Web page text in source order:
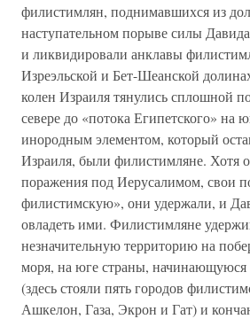
филистимлян, поднимавшихся из
наступательном порыве силы
и ликвидировали анклавы
Изреэльской и Бет-Шеанской
колен Израиля тянулись сплошной
севере до «потока Египетского» на
инородным элементом, который
Израиля, были филистимляне. Хотя
поражения под Иерусалимом, свои
филистимскую», они удержали, и
овладеть ими. Филистимляне
незначительную территорию на
моря, на юге страны, начинающуюся
(здесь стояли пять городов
Ашкелон, Газа, Экрон и Гат) и